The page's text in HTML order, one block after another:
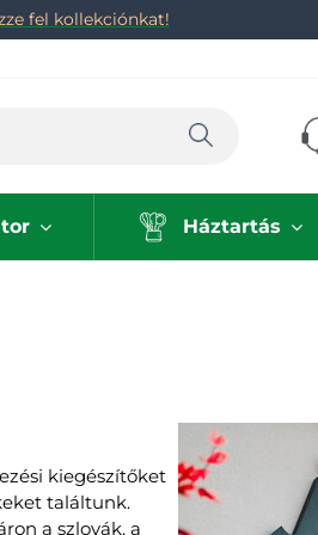
fel kollekciónkat!
Keresés
Háztartás
kiegészítőket
találtunk.
a szlovák, a